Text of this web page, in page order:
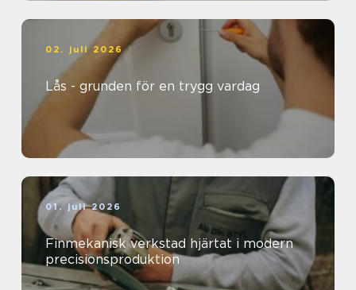
02. juli 2026
Lås - grunden för en trygg vardag
01. juli 2026
Finmekanisk verkstad hjärtat i modern
precisionsproduktion